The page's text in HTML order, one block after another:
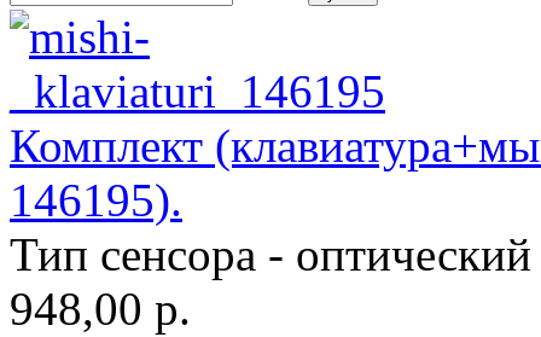
Комплект
146195).
Тип сенсора - оптический
948,00 р.